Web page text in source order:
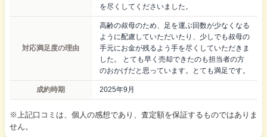
を尽くしてくださいました。
対応満足度の理由
高齢の叔母のため、足を運ぶ回数が少なくなる
ように配慮していただいたり、少しでも叔母の
手元にお金が残るよう手を尽くしていただきま
した。 とても早く売却できたのも担当者の方
のおかげだと思っています。とても満足です。
成約時期 2025年9月
※上記口コミは、個人の感想であり、査定額を保証するものではありま
せん。